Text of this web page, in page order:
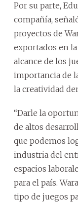
Por su parte,
compañía,
proyectos de
exportados en
alcance de los
importancia de
la creatividad
‘‘Darle la
de altos
que podemos
industria del
espacios
para el país.
tipo de juegos